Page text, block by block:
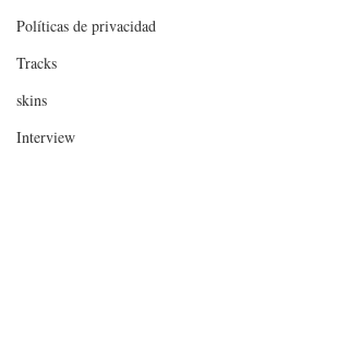
Políticas de privacidad
Tracks
skins
Interview